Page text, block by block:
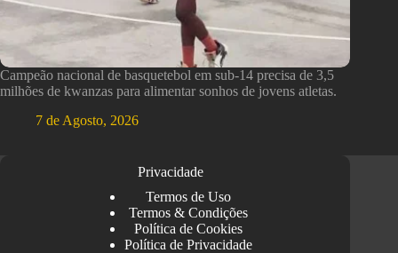
Campeão nacional de basquetebol em sub-14 precisa de 3,5
milhões de kwanzas para alimentar sonhos de jovens atletas.
7 de Agosto, 2026
Privacidade
Termos de Uso
Termos & Condições
Política de Cookies
Política de Privacidade